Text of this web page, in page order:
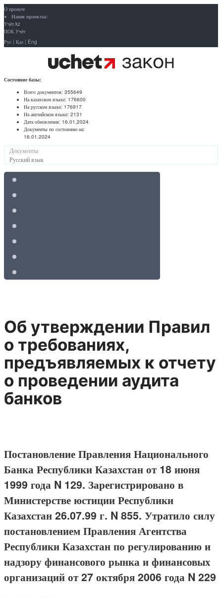
О проекте
Наши проекты:
Учёт.kz
ПОБ.Учёт
Рус | Қаз | Eng
Состояние базы:
Всего документов: 355649
На казахском языке: 176600
На русском языке: 176917
На английском языке: 2131
Дата обновления: 16.01.2024
Документы по состоянию на:
16.01.2024
Документы
Русский язык
Об утверждении Правил
о требованиях,
предъявляемых к отчету
о проведении аудита
банков
Постановление Правления Национального
Банка Республики Казахстан от 18 июня
1999 года N 129. Зарегистрировано в
Министерстве юстиции Республики
Казахстан 26.07.99 г. N 855. Утратило силу
постановлением Правления Агентства
Республики Казахстан по регулированию и
надзору финансового рынка и финансовых
организаций от 27 октября 2006 года N 229